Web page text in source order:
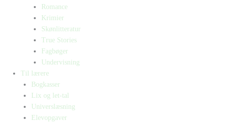
Romance
Krimier
Skønlitteratur
True Stories
Fagbøger
Undervisning
Til lærere
Bogkasser
Lix og let-tal
Universlæsning
Elevopgaver